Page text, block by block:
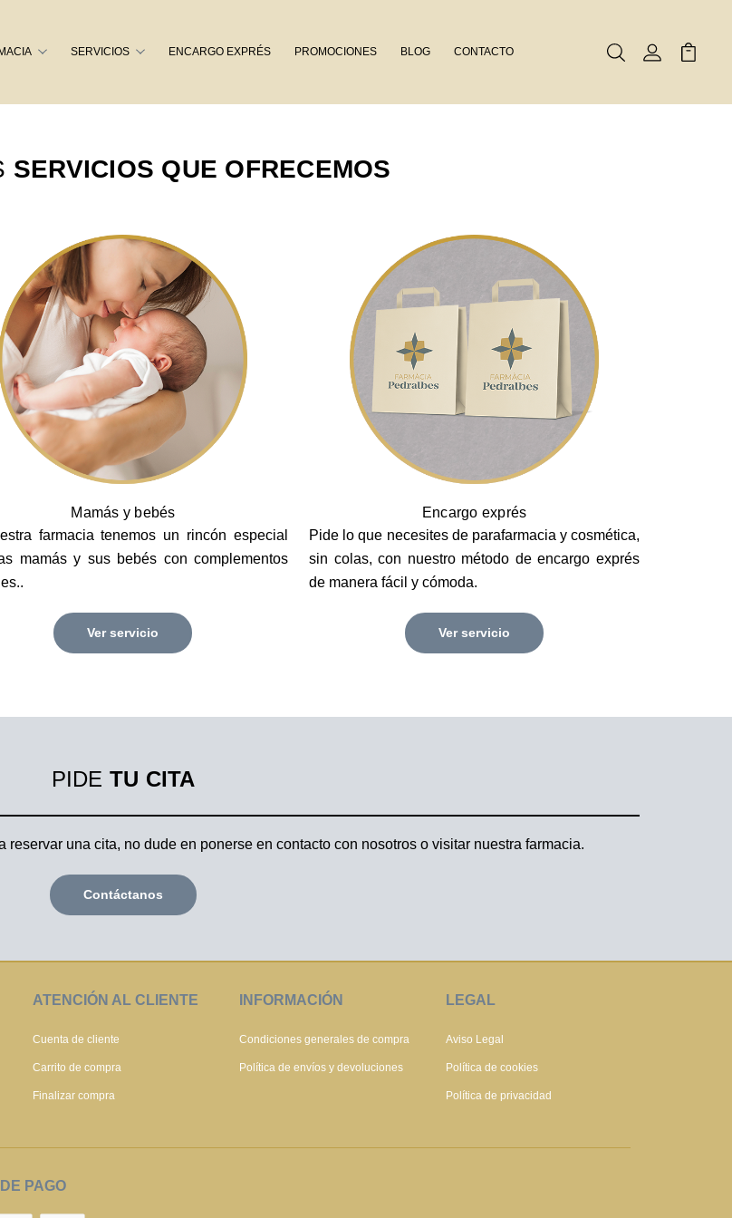
SERVICIOS ENCARGO EXPRÉS PROMOCIONES BLOG CONTACTO BuscarMi Cuenta
Mi
SERVICIOS QUE OFRECEMOS
Mamás y bebés
farmacia tenemos un rincón especial
mamás y sus bebés con complementos
Ver servicio
Encargo exprés
Pide lo que necesites de parafarmacia y cosmética,
sin colas, con nuestro método de encargo exprés
de manera fácil y cómoda.
Ver servicio
PIDE TU CITA
una cita, no dude en ponerse en contacto con nosotros o visitar nuestra farmacia.
Contáctanos
ATENCIÓN AL CLIENTE
Cuenta de cliente
Carrito de compra
Finalizar compra
INFORMACIÓN
Condiciones generales de compra
Política de envíos y devoluciones
LEGAL
Aviso Legal
Política de cookies
Política de privacidad
PAGO